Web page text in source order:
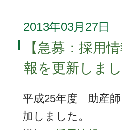
2013年03月27日
【急募：採用
報を更新しま
平成25年度 助産師
加しました。